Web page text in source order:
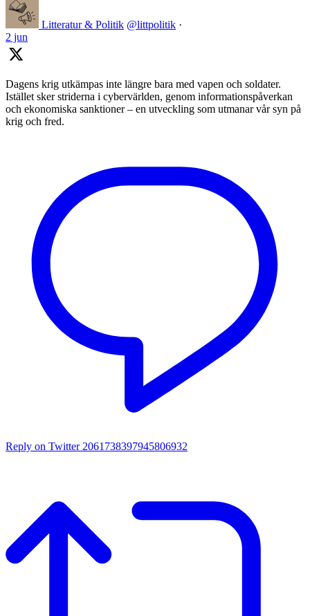
Litteratur & Politik @littpolitik ·
2 jun
Dagens krig utkämpas inte längre bara med vapen och soldater.
Istället sker striderna i cybervärlden, genom informationspåverkan
och ekonomiska sanktioner – en utveckling som utmanar vår syn på
krig och fred.
Reply on Twitter 2061738397945806932